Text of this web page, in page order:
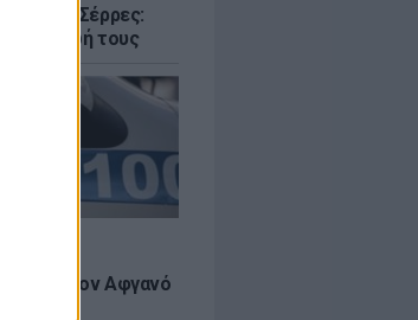
στις Σέρρες:
τη ζωή τους
τον Αφγανό